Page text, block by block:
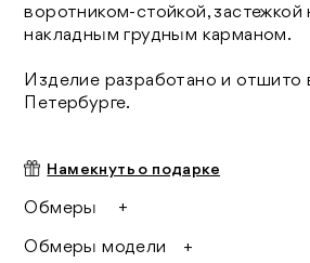
воротником-стойкой, застежкой
накладным грудным карманом.
Изделие разработано и отшито
Петербурге.
Намекнуть о подарке
Обмеры
ширина по груди 117,5 см
Обмеры модели